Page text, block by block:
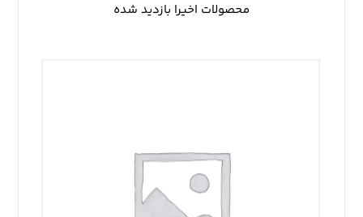
محصولات اخیرا بازدید شده